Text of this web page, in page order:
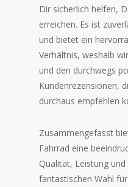
Dir sicherlich helfen,
erreichen. Es ist
und bietet ein
Verhältnis, weshalb
und den durchwegs
Kundenrezensionen,
durchaus empfehlen
Zusammengefasst
Fahrrad eine
Qualität, Leistung
fantastischen Wahl